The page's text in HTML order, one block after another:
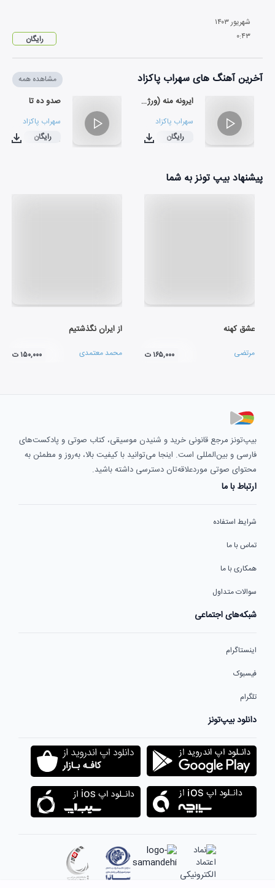
شهریور۱۴۰۳
۰:۴۳ رایگان
آخرین آهنگ های سهراب پاکزاد مشاهده همه
ایرونه منه (ورژن جام جهانی)
سهراب پاکزاد
۰۲:۱۴
رایگان
صدو ده تا
سهراب پاکزاد
۰۲:۰۰رایگان
پیشنهاد بیپ تونز به شما
عشق کهنه
مرتضی ۱۶۵,۰۰۰ ت
از ایران نگذشتیم
محمد معتمدی ۱۵۰,۰۰۰ ت
بیپ‌تونز مرجع قانونی خرید و شنیدن موسیقی، کتاب صوتی و پادکست‌های
فارسی و بین‌المللی است. اینجا می‌توانید با کیفیت بالا، به‌روز و مطمئن به
محتوای صوتی موردعلاقه‌تان دسترسی داشته باشید.
ارتباط با ما
شرایط استفاده
تماس با ما
همکاری با ما
سوالات متداول
شبکه‌های اجتماعی
اینستاگرام
فیسبوک
تلگرام
دانلود بیپ‌تونز